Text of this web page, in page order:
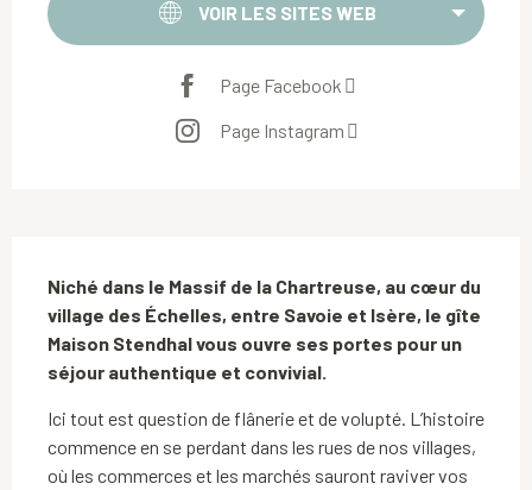
VOIR LES SITES WEB
Page Facebook
Page Instagram
Niché dans le Massif de la Chartreuse, au cœur du
village des Échelles, entre Savoie et Isère, le gîte
Maison Stendhal vous ouvre ses portes pour un
séjour authentique et convivial.
Ici tout est question de flânerie et de volupté. L’histoire
commence en se perdant dans les rues de nos villages,
où les commerces et les marchés sauront raviver vos